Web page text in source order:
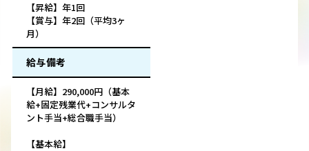
【昇給】年1回
【賞与】年2回（平均3ヶ
月）
給与備考
【月給】290,000円（基本
給+固定残業代+コンサルタ
ント手当+総合職手当）
【基本給】